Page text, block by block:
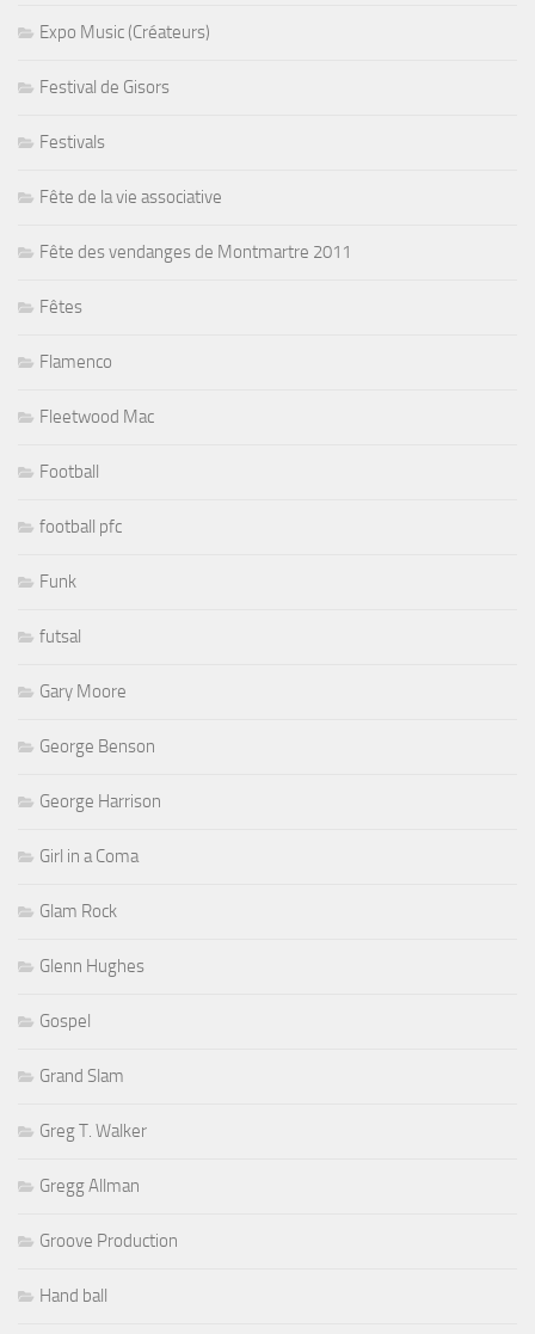
Expo Music (Créateurs)
Festival de Gisors
Festivals
Fête de la vie associative
Fête des vendanges de Montmartre 2011
Fêtes
Flamenco
Fleetwood Mac
Football
football pfc
Funk
futsal
Gary Moore
George Benson
George Harrison
Girl in a Coma
Glam Rock
Glenn Hughes
Gospel
Grand Slam
Greg T. Walker
Gregg Allman
Groove Production
Hand ball